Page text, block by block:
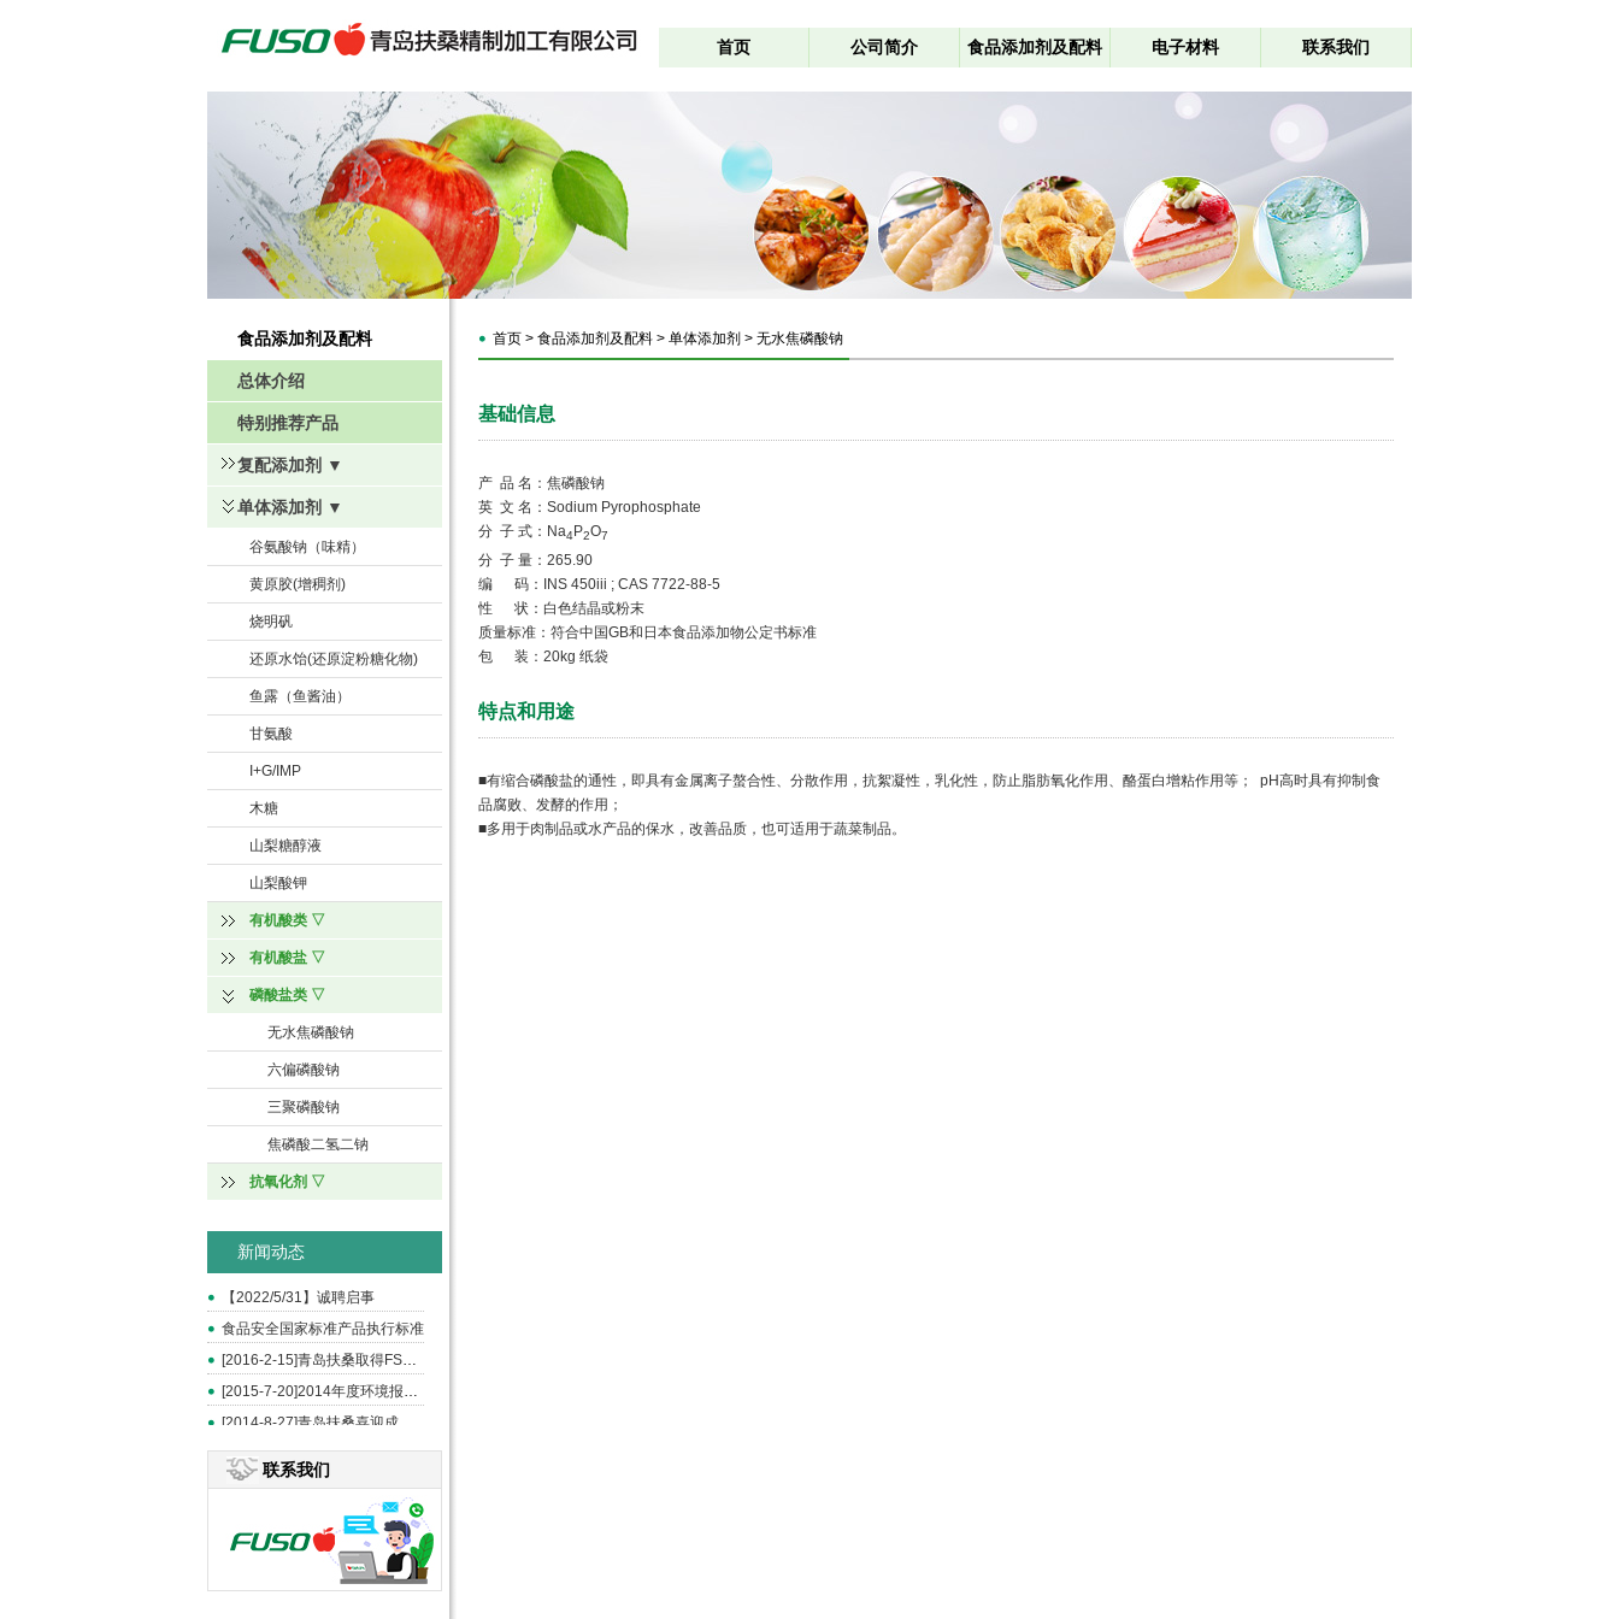
首页 公司简介 食品添加剂及配料 电子材料 联系我们
食品添加剂及配料
总体介绍
特别推荐产品
复配添加剂 ▼
单体添加剂 ▼
谷氨酸钠（味精）
黄原胶(增稠剂)
烧明矾
还原水饴(还原淀粉糖化物)
鱼露（鱼酱油）
甘氨酸
I+G/IMP
木糖
山梨糖醇液
山梨酸钾
有机酸类 ▽
有机酸盐 ▽
磷酸盐类 ▽
无水焦磷酸钠
六偏磷酸钠
三聚磷酸钠
焦磷酸二氢二钠
抗氧化剂 ▽
新闻动态
【2022/5/31】诚聘启事
食品安全国家标准产品执行标准
[2016-2-15]青岛扶桑取得FSSC和ISO22000认证
[2015-7-20]2014年度环境报告书
联系我们
首页 > 食品添加剂及配料 > 单体添加剂 > 无水焦磷酸钠
基础信息
产 品 名：焦磷酸钠
英 文 名：Sodium Pyrophosphate
分 子 式：Na4P2O7
分 子 量：265.90
编 码：INS 450iii ; CAS 7722-88-5
性 状：白色结晶或粉末
质量标准：符合中国GB和日本食品添加物公定书标准
包 装：20kg 纸袋
特点和用途
■有缩合磷酸盐的通性，即具有金属离子螯合性、分散作用，抗絮凝性，乳化性，防止脂肪氧化作用、酪蛋白增粘作用等； pH高时具有抑制食
品腐败、发酵的作用；
■多用于肉制品或水产品的保水，改善品质，也可适用于蔬菜制品。